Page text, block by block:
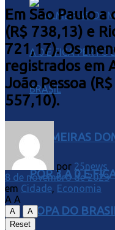
PALMEIRAS
POR 3 A 0 E
COPA DO
Em São Paulo
(R$ 738,13) e
721,17). Os
registrados em
João Pessoa
557,10).
por 25news
8 de novembro de 2023
em Cidade, Economia
A A
A
A
Reset